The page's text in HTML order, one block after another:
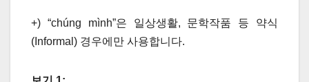
+) “chúng mình”은 일상생활, 문학작품 등 약식
(Informal) 경우에만 사용합니다.